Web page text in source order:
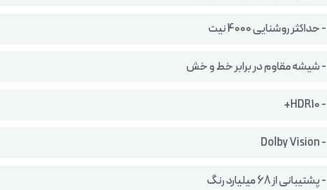
- حداکثر روشنایی 4000 نیت
- شیشه مقاوم در برابر خط و خش
- HDR10+
- Dolby Vision
- پشتیبانی از 68 میلیارد رنگ